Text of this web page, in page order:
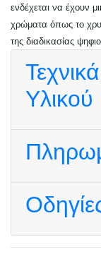
ενδέχεται να έχουν
χρώματα όπως το
της διαδικασίας
Υλικού